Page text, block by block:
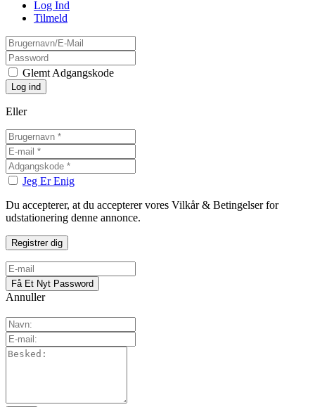
Log Ind
Tilmeld
Glemt Adgangskode
Eller
Jeg Er Enig
Du accepterer, at du accepterer vores Vilkår & Betingelser for
udstationering denne annonce.
Annuller